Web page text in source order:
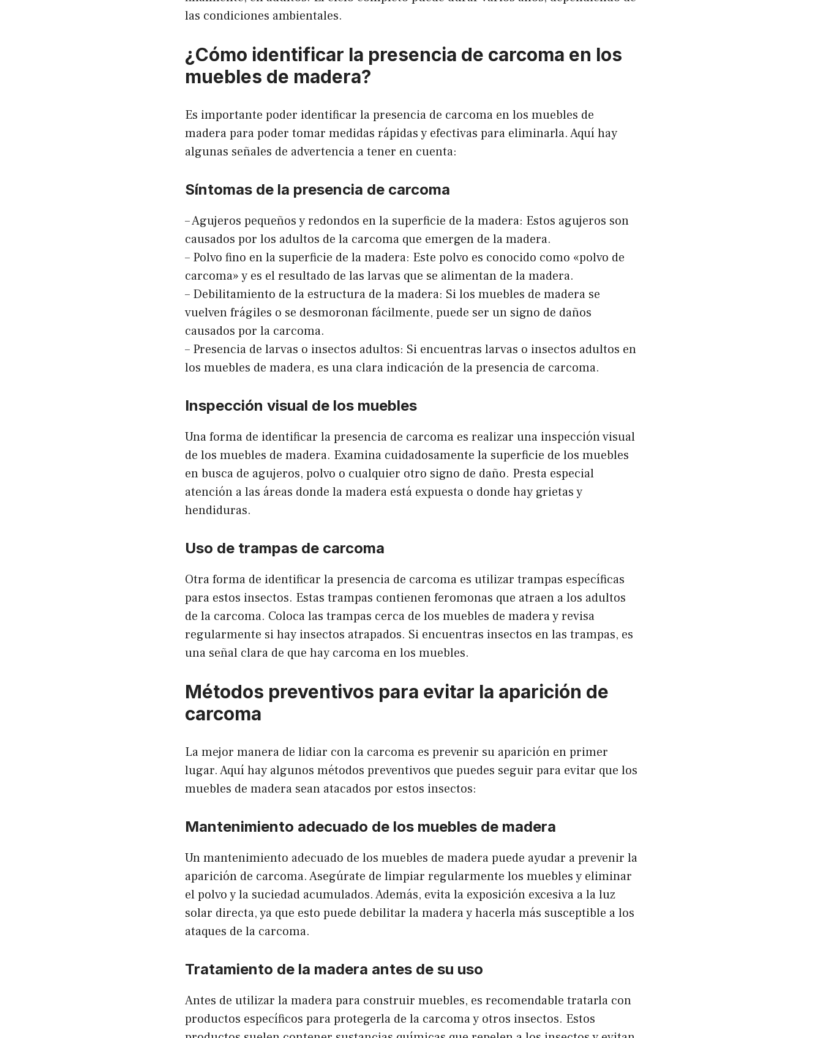
las condiciones ambientales.
¿Cómo identificar la presencia de carcoma en los
muebles de madera?
Es importante poder identificar la presencia de carcoma en los muebles de
madera para poder tomar medidas rápidas y efectivas para eliminarla. Aquí hay
algunas señales de advertencia a tener en cuenta:
Síntomas de la presencia de carcoma
– Agujeros pequeños y redondos en la superficie de la madera: Estos agujeros son
causados por los adultos de la carcoma que emergen de la madera.
– Polvo fino en la superficie de la madera: Este polvo es conocido como «polvo de
carcoma» y es el resultado de las larvas que se alimentan de la madera.
– Debilitamiento de la estructura de la madera: Si los muebles de madera se
vuelven frágiles o se desmoronan fácilmente, puede ser un signo de daños
causados por la carcoma.
– Presencia de larvas o insectos adultos: Si encuentras larvas o insectos adultos en
los muebles de madera, es una clara indicación de la presencia de carcoma.
Inspección visual de los muebles
Una forma de identificar la presencia de carcoma es realizar una inspección visual
de los muebles de madera. Examina cuidadosamente la superficie de los muebles
en busca de agujeros, polvo o cualquier otro signo de daño. Presta especial
atención a las áreas donde la madera está expuesta o donde hay grietas y
hendiduras.
Uso de trampas de carcoma
Otra forma de identificar la presencia de carcoma es utilizar trampas específicas
para estos insectos. Estas trampas contienen feromonas que atraen a los adultos
de la carcoma. Coloca las trampas cerca de los muebles de madera y revisa
regularmente si hay insectos atrapados. Si encuentras insectos en las trampas, es
una señal clara de que hay carcoma en los muebles.
Métodos preventivos para evitar la aparición de
carcoma
La mejor manera de lidiar con la carcoma es prevenir su aparición en primer
lugar. Aquí hay algunos métodos preventivos que puedes seguir para evitar que los
muebles de madera sean atacados por estos insectos:
Mantenimiento adecuado de los muebles de madera
Un mantenimiento adecuado de los muebles de madera puede ayudar a prevenir la
aparición de carcoma. Asegúrate de limpiar regularmente los muebles y eliminar
el polvo y la suciedad acumulados. Además, evita la exposición excesiva a la luz
solar directa, ya que esto puede debilitar la madera y hacerla más susceptible a los
ataques de la carcoma.
Tratamiento de la madera antes de su uso
Antes de utilizar la madera para construir muebles, es recomendable tratarla con
productos específicos para protegerla de la carcoma y otros insectos. Estos